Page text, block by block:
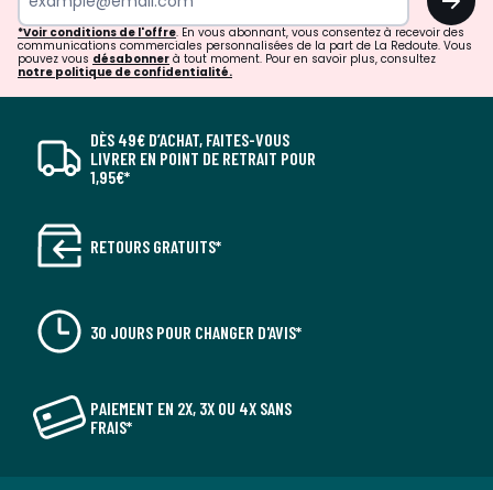
*Voir conditions de l'offre. En vous abonnant, vous consentez à recevoir des
communications commerciales personnalisées de la part de La Redoute. Vous
pouvez vous désabonner à tout moment. Pour en savoir plus, consultez
notre politique de confidentialité.
DÈS 49€ D’ACHAT, FAITES-VOUS
LIVRER EN POINT DE RETRAIT POUR
1,95€*
RETOURS GRATUITS*
30 JOURS POUR CHANGER D'AVIS*
PAIEMENT EN 2X, 3X OU 4X SANS
FRAIS*